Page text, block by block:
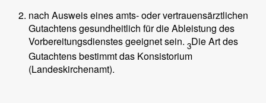
nach Ausweis eines amts- oder vertrauensärztlichen
Gutachtens gesundheitlich für die Ableistung des
Vorbereitungsdienstes geeignet sein. 3Die Art des
Gutachtens bestimmt das Konsistorium
(Landeskirchenamt).